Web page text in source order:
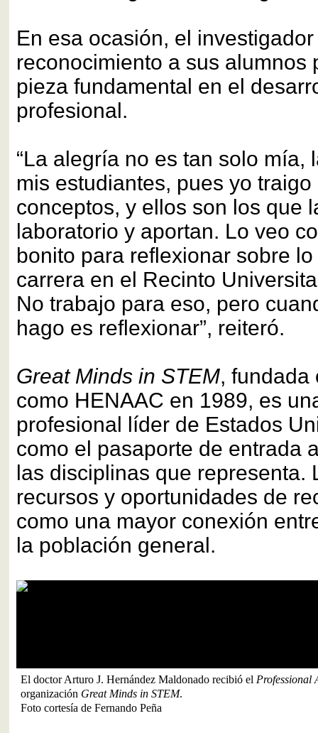
En esa ocasión, el
reconocimiento a sus alumnos
pieza fundamental en el
profesional.
“La alegría no es tan solo mía,
mis estudiantes, pues yo
conceptos, y ellos son los que
laboratorio y aportan. Lo veo
bonito para reflexionar sobre
carrera en el Recinto
No trabajo para eso, pero
hago es reflexionar”, reiteró.
Great Minds in STEM, fundada
como HENAAC en 1989, es
profesional líder de Estados
como el pasaporte de entrada
las disciplinas que representa.
recursos y oportunidades de
como una mayor conexión
la población general.
El doctor Arturo J. Hernández Maldonado recibió el Professional
organización Great Minds in STEM.
Foto cortesía de Fernando Peña